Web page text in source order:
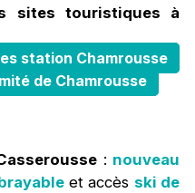
sites touristiques à
station Chamrousse
de Chamrousse
: nouveau
et accès ski de